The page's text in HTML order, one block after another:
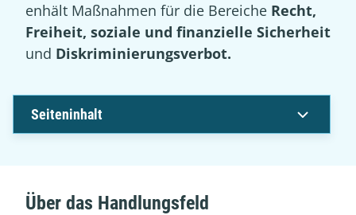
enhält Maßnahmen für die Bereiche Recht,
Freiheit, soziale und finanzielle Sicherheit
und Diskriminierungsverbot.
Seiteninhalt
Über das Handlungsfeld